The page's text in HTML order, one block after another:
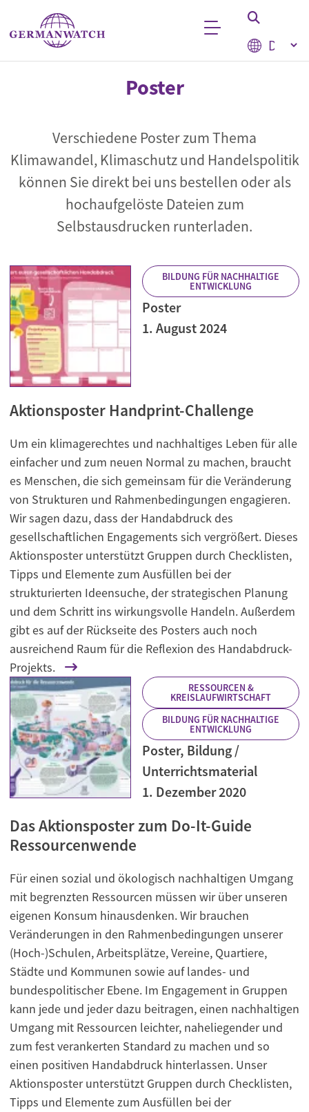
Direkt zum Inhalt
Select
Poster
Verschiedene Poster zum Thema
Klimawandel, Klimaschutz und Handelspolitik
können Sie direkt bei uns bestellen oder als
hochaufgelöste Dateien zum
Selbstausdrucken runterladen.
BILDUNG FÜR NACHHALTIGE
ENTWICKLUNG
Poster
1. August 2024
Aktionsposter Handprint-Challenge
Um ein klimagerechtes und nachhaltiges Leben für alle
einfacher und zum neuen Normal zu machen, braucht
es Menschen, die sich gemeinsam für die Veränderung
von Strukturen und Rahmenbedingungen engagieren.
Wir sagen dazu, dass der Handabdruck des
gesellschaftlichen Engagements sich vergrößert. Dieses
Aktionsposter unterstützt Gruppen durch Checklisten,
Tipps und Elemente zum Ausfüllen bei der
strukturierten Ideensuche, der strategischen Planung
und dem Schritt ins wirkungsvolle Handeln. Außerdem
gibt es auf der Rückseite des Posters auch noch
ausreichend Raum für die Reflexion des Handabdruck-
Projekts.
RESSOURCEN &
KREISLAUFWIRTSCHAFT
BILDUNG FÜR NACHHALTIGE
ENTWICKLUNG
Poster, Bildung /
Unterrichtsmaterial
1. Dezember 2020
Das Aktionsposter zum Do-It-Guide
Ressourcenwende
Für einen sozial und ökologisch nachhaltigen Umgang
mit begrenzten Ressourcen müssen wir über unseren
eigenen Konsum hinausdenken. Wir brauchen
Veränderungen in den Rahmenbedingungen unserer
(Hoch-)Schulen, Arbeitsplätze, Vereine, Quartiere,
Städte und Kommunen sowie auf landes- und
bundespolitischer Ebene. Im Engagement in Gruppen
kann jede und jeder dazu beitragen, einen nachhaltigen
Umgang mit Ressourcen leichter, naheliegender und
zum fest verankerten Standard zu machen und so
einen positiven Handabdruck hinterlassen. Unser
Aktionsposter unterstützt Gruppen durch Checklisten,
Tipps und Elemente zum Ausfüllen bei der